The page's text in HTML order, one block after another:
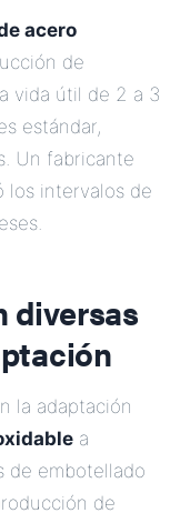
acero
de
vida útil de 2 a 3
estándar,
Un fabricante
los intervalos de
diversas
la adaptación
a
de embotellado
de